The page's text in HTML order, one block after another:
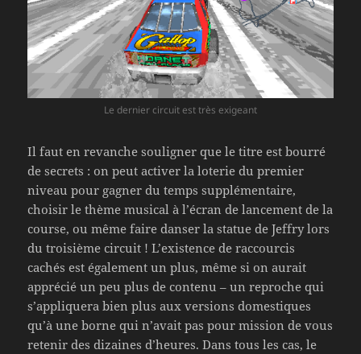
Le dernier circuit est très exigeant
Il faut en revanche souligner que le titre est bourré
de secrets : on peut activer la loterie du premier
niveau pour gagner du temps supplémentaire,
choisir le thème musical à l’écran de lancement de la
course, ou même faire danser la statue de Jeffry lors
du troisième circuit ! L’existence de raccourcis
cachés est également un plus, même si on aurait
apprécié un peu plus de contenu – un reproche qui
s’appliquera bien plus aux versions domestiques
qu’à une borne qui n’avait pas pour mission de vous
retenir des dizaines d’heures. Dans tous les cas, le